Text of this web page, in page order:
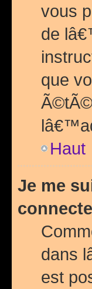
vous
de
que
Haut
Je me
dans
est